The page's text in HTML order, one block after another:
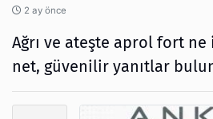
2 ay önce
Ağrı ve ateşte aprol fort
net, güvenilir yanıtlar